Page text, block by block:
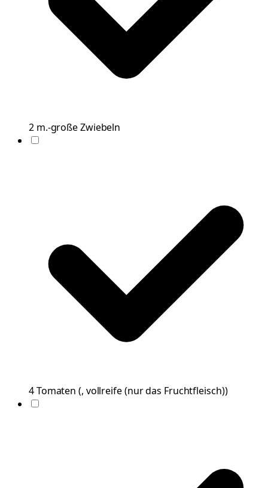
2 m.-großeZwiebeln
4Tomaten (, vollreife (nur das Fruchtfleisch))